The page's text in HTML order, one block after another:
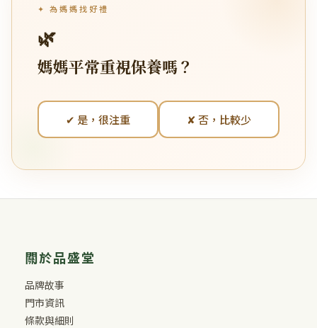
✦ 為媽媽找好禮
🌿
媽媽平常重視保養嗎？
✔ 是，很注重 ✘ 否，比較少
關於品盛堂
品牌故事
門市資訊
條款與細則